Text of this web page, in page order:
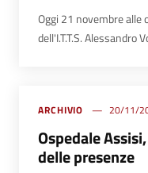
Oggi 21 novembre alle
dell'I.T.T.S. Alessandro
ARCHIVIO 20/11/
Ospedale
delle presenze